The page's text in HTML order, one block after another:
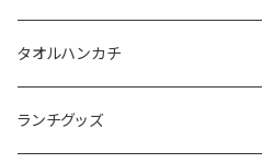
タオルハンカチ
今治タオルハンカチ
ランチグッズ